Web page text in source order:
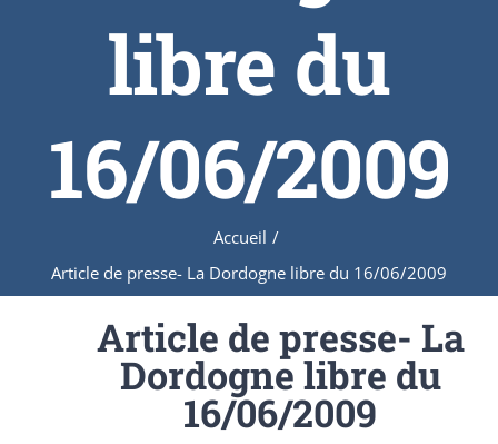
libre du
16/06/2009
Accueil /
Article de presse- La Dordogne libre du 16/06/2009
Article de presse- La
Dordogne libre du
16/06/2009